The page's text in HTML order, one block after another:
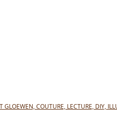
GLOEWEN, COUTURE, LECTURE, DIY,